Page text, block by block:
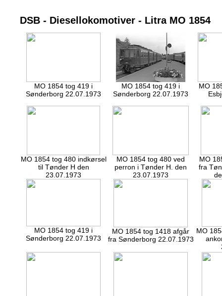
DSB - Diesellokomotiver - Litra MO 1854
MO 1854 tog 419 i
Sønderborg 22.07.1973
MO 1854 tog 419 i
Sønderborg 22.07.1973
MO
MO 1854 tog 480 indkørsel
til Tønder H den
23.07.1973
MO 1854 tog 480 ved
perron i Tønder H. den
23.07.1973
MO
fra
MO 1854 tog 419 i
Sønderborg 22.07.1973
MO 1854 tog 1418 afgår
fra Sønderborg 22.07.1973
MO